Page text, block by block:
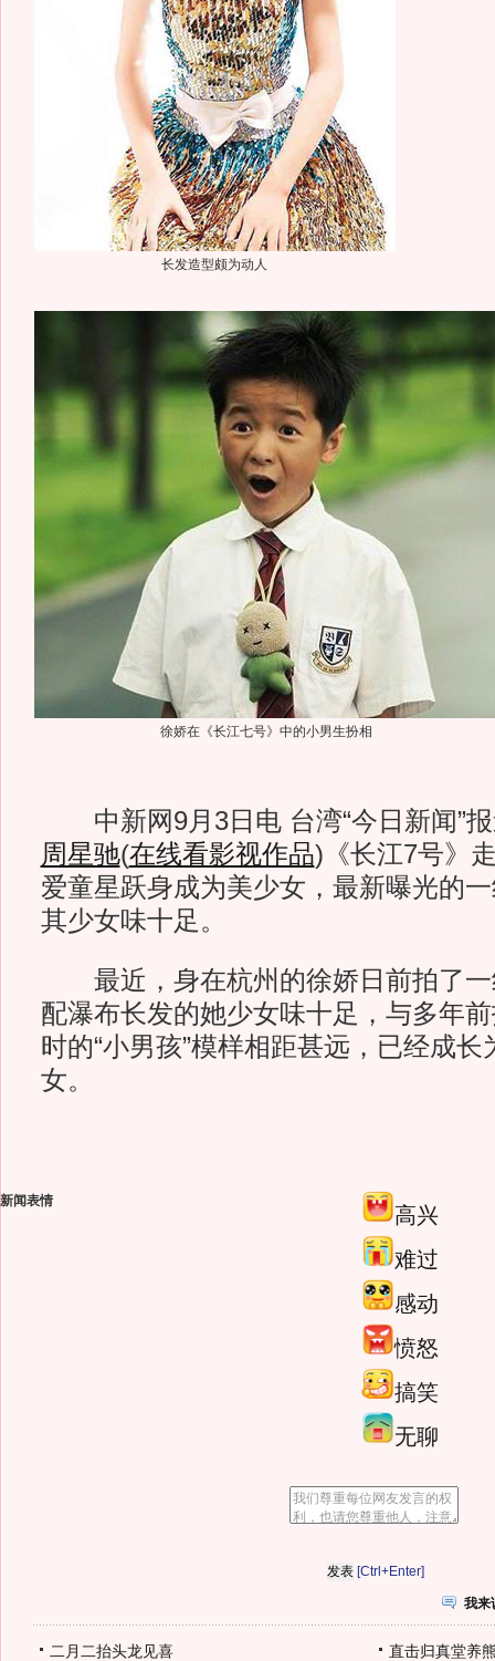
长发造型颇为动人
徐娇在《长江七号》中的小男生扮相
中新网9月3日电 台湾“今日新闻”报
周星驰(在线看影视作品) 《长江7号》
爱童星跃身成为美少女，最新曝光的
其少女味十足。
最近，身在杭州的徐娇日前拍了一
配瀑布长发的她少女味十足，与多年
时的“小男孩”模样相距甚远，已经成
女。
新闻表情
高兴
难过
感动
愤怒
搞笑
无聊
[Ctrl+Enter]
我来
二月二抬头龙见喜 直击归真堂养